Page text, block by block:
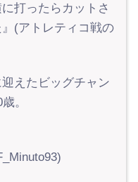
打ったらカットさ
(アトレティコ戦の
えたビッグチャン
。